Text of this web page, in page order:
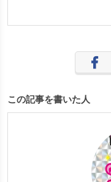
この記事を書いた人